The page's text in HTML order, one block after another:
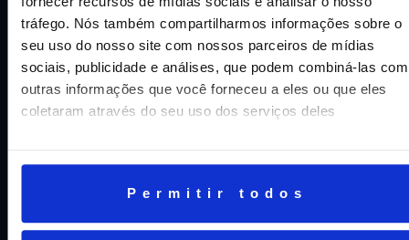
tráfego. Nós também compartilharmos informações sobre o
seu uso do nosso site com nossos parceiros de mídias
sociais, publicidade e análises, que podem combiná-las com
outras informações que você forneceu a eles ou que eles
coletaram através do seu uso dos serviços deles
Permitir todos
AJUDA E SUPORTE